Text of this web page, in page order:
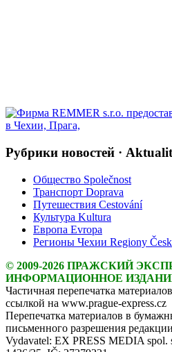
Рубрики новостей ·
Общество Společnost
Транспорт Doprava
Путешествия Cestování
Культура Kultura
Европа Evropa
Регионы Чехии Regiony
© 2009-2026 ПРАЖСКИЙ
ИНФОРМАЦИОННОЕ
Частичная перепечатка
ссылкой на www.prague-express.cz
Перепечатка материалов в
письменного разрешения редакции
Vydavatel: EX PRESS MEDIA spol.